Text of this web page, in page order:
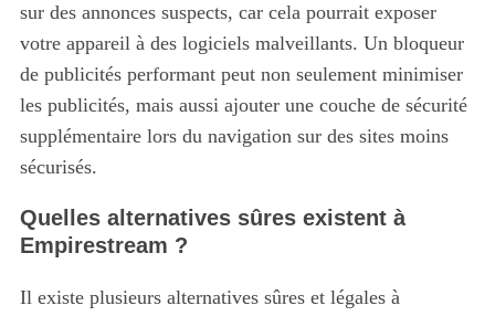
sur des annonces suspects, car cela pourrait exposer
votre appareil à des logiciels malveillants. Un bloqueur
de publicités performant peut non seulement minimiser
les publicités, mais aussi ajouter une couche de sécurité
supplémentaire lors du navigation sur des sites moins
sécurisés.
Quelles alternatives sûres existent à
Empirestream ?
Il existe plusieurs alternatives sûres et légales à